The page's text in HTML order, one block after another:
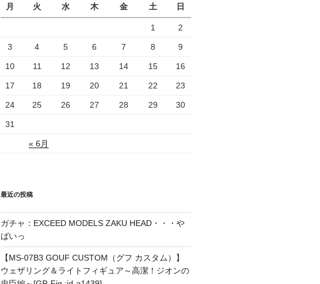
月
火 水 木 金 土 日
« 6月
1 2
3 4 5 6 7 8 9
10 11 12 13 14 15 16
17 18 19 20 21 22 23
24 25 26 27 28 29 30
31
最近の投稿
ガチャ：EXCEED MODELS ZAKU HEAD・・・や
ばいっ
【MS-07B3 GOUF CUSTOM（グフ カスタム）】
ウェザリング＆ライトフィギュア～高潔！ジオンの